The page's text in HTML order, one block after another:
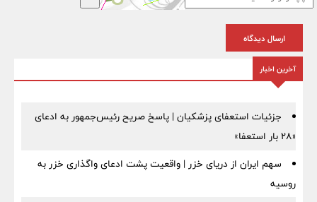
ارسال دیدگاه
آخرین اخبار
جزئیات استعفای پزشکیان | پاسخ صریح رئیس‌جمهور به ادعای
«۲۸ بار استعفا»
سهم ایران از دریای خزر | واقعیت پشت ادعای واگذاری خزر به
روسیه